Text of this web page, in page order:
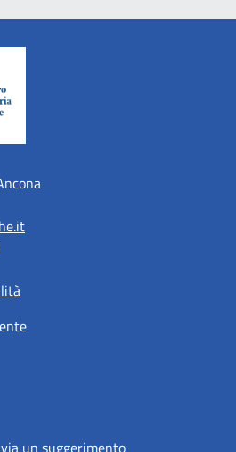
un suggerimento